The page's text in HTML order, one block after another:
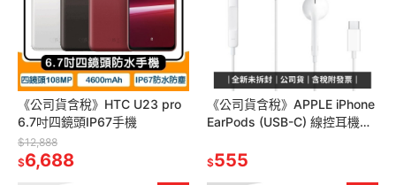
《公司貨含稅》HTC U23 pro
6.7吋四鏡頭IP67手機
$12,888
$6,688
《公司貨含稅》APPLE iPhone
EarPods (USB-C) 線控耳機
$555